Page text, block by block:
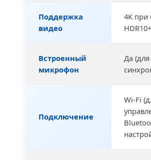
Поддержка
видео
4K при
Встроенный
микрофон
Да
Подключение
Wi-Fi